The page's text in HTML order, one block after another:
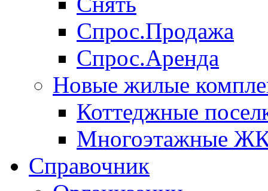
Спрос.Продажа
Спрос.Аренда
Новые жилые
Коттеджные
Многоэтажные
Справочник